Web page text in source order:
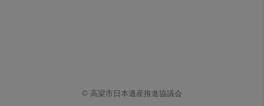
© 高梁市日本遺産推進協議会